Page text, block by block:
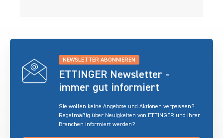
NEWSLETTER ABONNIEREN
ETTINGER Newsletter -
immer gut informiert
Sie wollen keine Angebote und Aktionen verpassen?
Regelmäßig über Neuigkeiten von ETTINGER und Ihrer
Branchen informiert werden?